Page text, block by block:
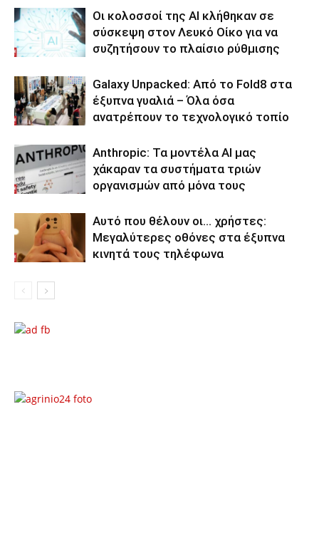
Οι κολοσσοί της ΑΙ κλήθηκαν σε
σύσκεψη στον Λευκό Οίκο για να
συζητήσουν το πλαίσιο ρύθμισης
Galaxy Unpacked: Από το Fold8 στα
έξυπνα γυαλιά – Όλα όσα
ανατρέπουν το τεχνολογικό τοπίο
Anthropic: Τα μοντέλα AI μας
χάκαραν τα συστήματα τριών
οργανισμών από μόνα τους
Αυτό που θέλουν οι… χρήστες:
Μεγαλύτερες οθόνες στα έξυπνα
κινητά τους τηλέφωνα